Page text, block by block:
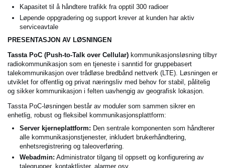
Kapasitet til å håndtere trafikk fra opptil 300 radioer
Løpende oppgradering og support krever at kunden har aktiv
serviceavtale
PRESENTASJON AV LØSNINGEN
Tassta PoC (Push-to-Talk over Cellular) kommunikasjonsløsning tilbyr
radiokommunikasjon som en tjeneste i sanntid for gruppebasert
talekommunikasjon over trådløse bredbånd nettverk (LTE). Løsningen er
utviklet for offentlig og privat næringsliv med behov for stabil, pålitelig
og sikker kommunikasjon i felten uavhengig av geografisk lokasjon.
Tassta PoC-løsningen består av moduler som sammen sikrer en
enhetlig, robust og fleksibel kommunikasjonsplattform:
Server kjerneplattform: Den sentrale komponenten som håndterer
alle kommunikasjonstjenester, inkludert brukerhåndtering,
enhetsregistrering og taleoverføring.
Webadmin: Administrator tilgang til oppsett og konfigurering av
talegrupper, kontaktlister, alarmer osv.